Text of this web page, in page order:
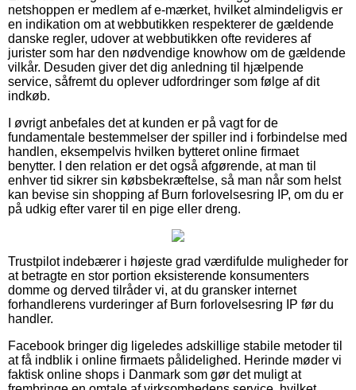
netshoppen er medlem af e-mærket, hvilket almindeligvis er
en indikation om at webbutikken respekterer de gældende
danske regler, udover at webbutikken ofte revideres af
jurister som har den nødvendige knowhow om de gældende
vilkår. Desuden giver det dig anledning til hjælpende
service, såfremt du oplever udfordringer som følge af dit
indkøb.
I øvrigt anbefales det at kunden er på vagt for de
fundamentale bestemmelser der spiller ind i forbindelse med
handlen, eksempelvis hvilken bytteret online firmaet
benytter. I den relation er det også afgørende, at man til
enhver tid sikrer sin købsbekræftelse, så man når som helst
kan bevise sin shopping af Burn forlovelsesring IP, om du er
på udkig efter varer til en pige eller dreng.
Trustpilot indebærer i højeste grad værdifulde muligheder for
at betragte en stor portion eksisterende konsumenters
domme og derved tilråder vi, at du gransker internet
forhandlerens vurderinger af Burn forlovelsesring IP før du
handler.
Facebook bringer dig ligeledes adskillige stabile metoder til
at få indblik i online firmaets pålidelighed. Herinde møder vi
faktisk online shops i Danmark som gør det muligt at